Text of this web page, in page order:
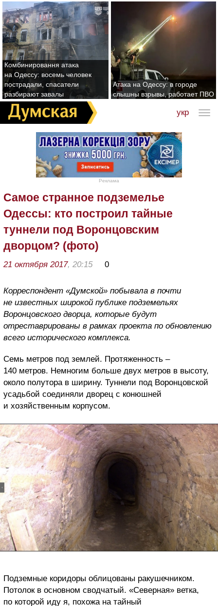
Комбинировання атака
на Одессу: восемь человек
пострадали, спасатели
разбирают завалы
Атака на Одессу: в городе
слышны взрывы, работает ПВО
укр
Реклама
Самое странное подземелье
Одессы: кто построил тайные
туннели под Воронцовским
дворцом? (фото)
21 октября 2017, 20:15 0
Корреспондент «Думской» побывала в почти
не известных широкой публике подземельях
Воронцовского дворца, которые будут
отреставрированы в рамках проекта по обновлению
всего исторического комплекса.
Семь метров под землей. Протяженность –
140 метров. Немногим больше двух метров в высоту,
около полутора в ширину. Туннели под Воронцовской
усадьбой соединяли дворец с конюшней
и хозяйственным корпусом.
Подземные коридоры облицованы ракушечником.
Потолок в основном сводчатый. «Северная» ветка,
по которой иду я, похожа на тайный